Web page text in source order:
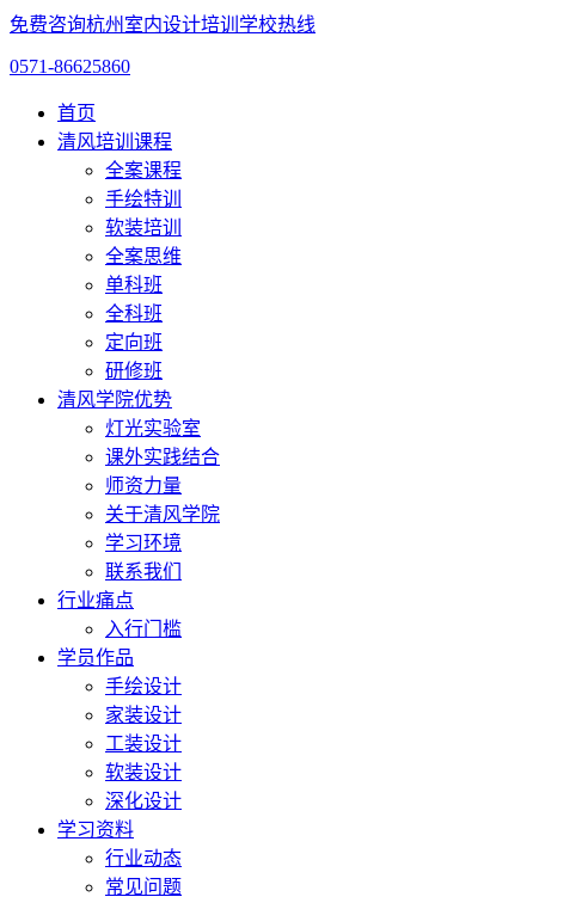
免费咨询杭州室内设计培训学校热线
0571-86625860
首页
清风培训课程
全案课程
手绘特训
软装培训
全案思维
单科班
全科班
定向班
研修班
清风学院优势
灯光实验室
课外实践结合
师资力量
关于清风学院
学习环境
联系我们
行业痛点
入行门槛
学员作品
手绘设计
家装设计
工装设计
软装设计
深化设计
学习资料
行业动态
常见问题